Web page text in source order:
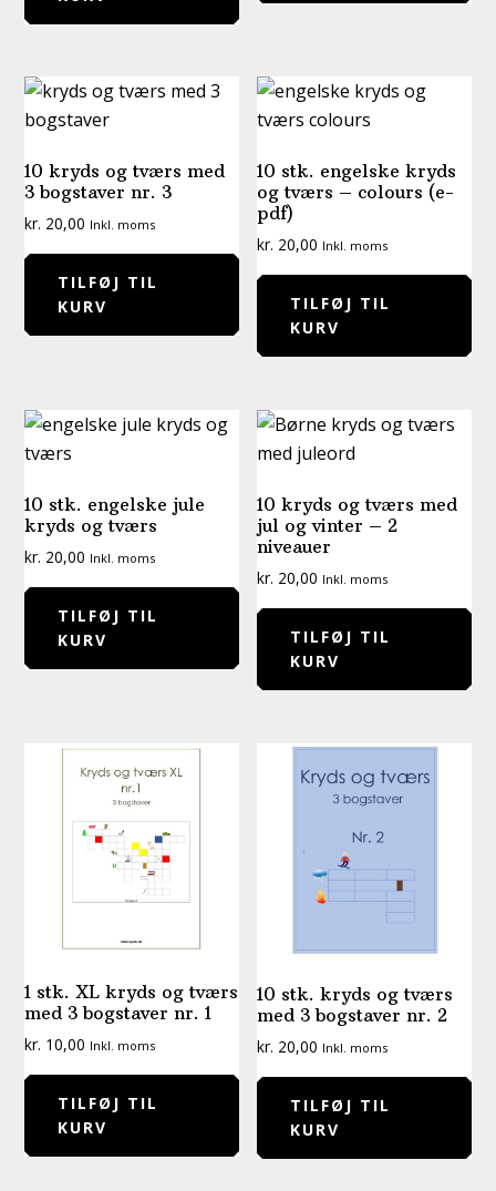
10 kryds og tværs med
3 bogstaver nr. 3
kr. 20,00 Inkl. moms
TILFØJ TIL
KURV
10 stk. engelske kryds
og tværs – colours (e-
pdf)
kr. 20,00 Inkl. moms
TILFØJ TIL
KURV
10 stk. engelske jule
kryds og tværs
kr. 20,00 Inkl. moms
TILFØJ TIL
KURV
10 kryds og tværs med
jul og vinter – 2
niveauer
kr. 20,00 Inkl. moms
TILFØJ TIL
KURV
1 stk. XL kryds og tværs
med 3 bogstaver nr. 1
kr. 10,00 Inkl. moms
TILFØJ TIL
KURV
10 stk. kryds og tværs
med 3 bogstaver nr. 2
kr. 20,00 Inkl. moms
TILFØJ TIL
KURV